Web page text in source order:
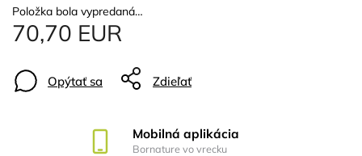
70,70 EUR
Položka bola vypredaná…
Opýtať sa Zdieľať
Mobilná aplikácia
Bornature vo vrecku